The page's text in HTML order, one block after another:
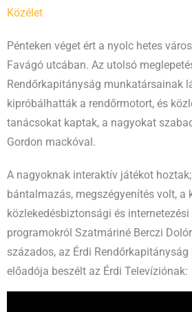
Közélet
Pénteken véget ért a nyolc hetes
Favágó utcában. Az utolsó
Rendőrkapitányság munkatársainak
kipróbálhatták a rendőrmotort, és
tanácsokat kaptak, a nagyokat
Gordon mackóval.
A nagyoknak interaktív játékot
bántalmazás, megszégyenítés volt, a
közlekedésbiztonsági és
programokról Szatmáriné Berczi
százados, az Érdi
előadója beszélt az Érdi Televíziónak: